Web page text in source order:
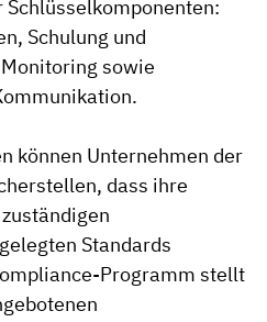
Schulung und
sowie
können Unternehmen der
dass ihre
Standards
Programm stellt